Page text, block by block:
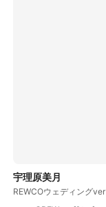
宇理原美月
REWCOウェディングver